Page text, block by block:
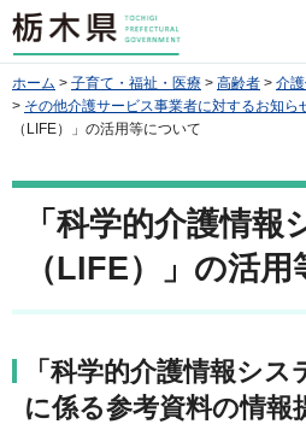
栃木県
ホーム > 子育て・福祉・医療 > 高齢者 > 介
> その他介護サービス事業者に対するお知ら
（LIFE）」の活用等について
「科学的介護情報
（LIFE）」の活
「科学的介護情報シス
に係る参考資料の情報